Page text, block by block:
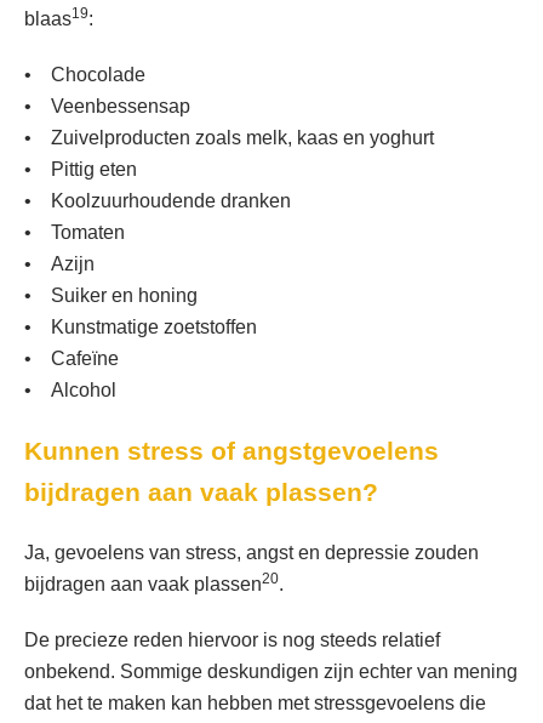
blaas19:
• Chocolade
• Veenbessensap
• Zuivelproducten zoals melk, kaas en yoghurt
• Pittig eten
• Koolzuurhoudende dranken
• Tomaten
• Azijn
• Suiker en honing
• Kunstmatige zoetstoffen
• Cafeïne
• Alcohol
Kunnen stress of angstgevoelens
bijdragen aan vaak plassen?
Ja, gevoelens van stress, angst en depressie zouden
bijdragen aan vaak plassen20.
De precieze reden hiervoor is nog steeds relatief
onbekend. Sommige deskundigen zijn echter van mening
dat het te maken kan hebben met stressgevoelens die